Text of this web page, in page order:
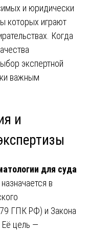
и юридически
которых играют
Когда
экспертной
важным
и
для суда
назначается в
ГПК РФ) и Закона
Её цель —